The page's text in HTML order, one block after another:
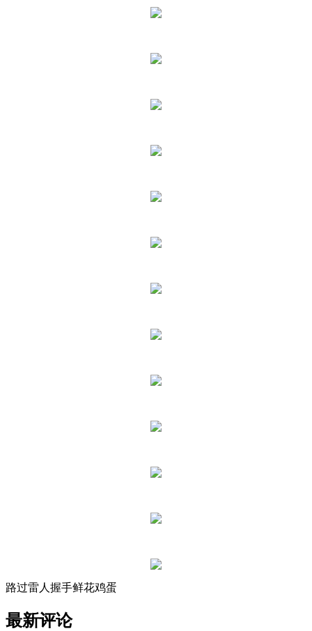
路过雷人 握手鲜花鸡蛋
最新评论